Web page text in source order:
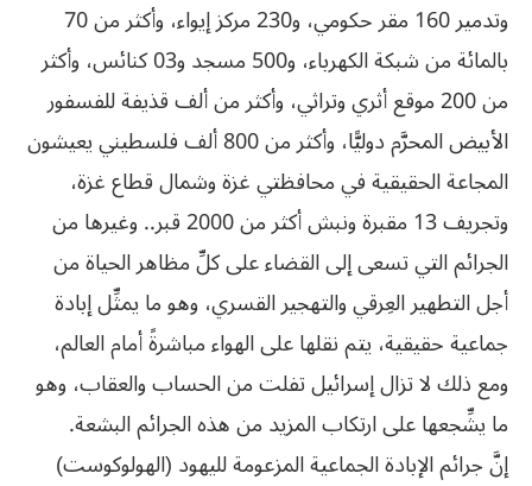
وتدمير 160 مقر حكومي، و230 مركز إيواء، وأكثر من 70
بالمائة من شبكة الكهرباء، و500 مسجد و03 كنائس، وأكثر
من 200 موقع أثري وتراثي، وأكثر من ألف قذيفة للفسفور
الأبيض المحرَّم دوليًّا، وأكثر من 800 ألف فلسطيني يعيشون
المجاعة الحقيقية في محافظتي غزة وشمال قطاع غزة،
وتجريف 13 مقبرة ونبش أكثر من 2000 قبر.. وغيرها من
الجرائم التي تسعى إلى القضاء على كلِّ مظاهر الحياة من
أجل التطهير العِرقي والتهجير القسري، وهو ما يمثِّل إبادة
جماعية حقيقية، يتم نقلها على الهواء مباشرةً أمام العالم،
ومع ذلك لا تزال إسرائيل تفلت من الحساب والعقاب، وهو
ما يشِّجعها على ارتكاب المزيد من هذه الجرائم البشعة.
إنَّ جرائم الإبادة الجماعية المزعومة لليهود (الهولوكوست)